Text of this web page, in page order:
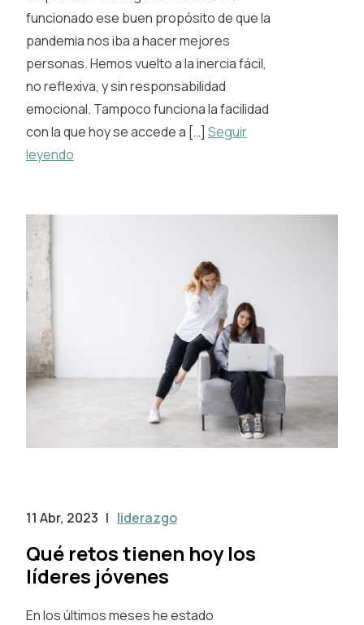
funcionado ese buen propósito de que la
pandemia nos iba a hacer mejores
personas. Hemos vuelto a la inercia fácil,
no reflexiva, y sin responsabilidad
emocional. Tampoco funciona la facilidad
con la que hoy se accede a […] Seguir
leyendo
11 Abr, 2023 | liderazgo
Qué retos tienen hoy los
líderes jóvenes
En los últimos meses he estado